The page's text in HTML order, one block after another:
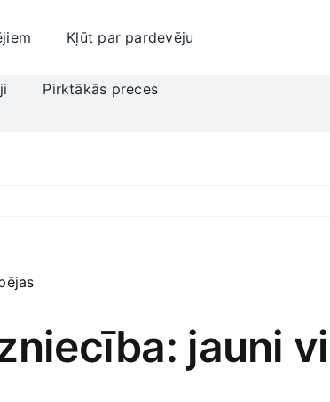
Kļūt par pardevēju
Pirktākās preces
jauni